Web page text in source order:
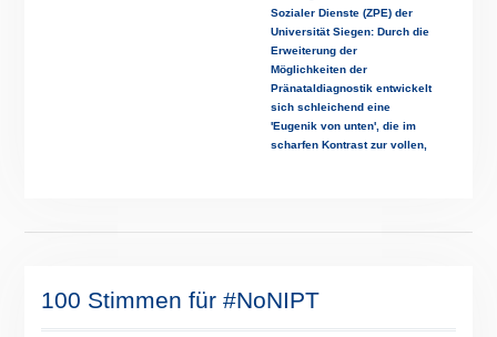
Sozialer Dienste (ZPE) der
Universität Siegen: Durch die
Erweiterung der
Möglichkeiten der
Pränataldiagnostik entwickelt
sich schleichend eine
'Eugenik von unten', die im
scharfen Kontrast zur vollen,
100 Stimmen für #NoNIPT